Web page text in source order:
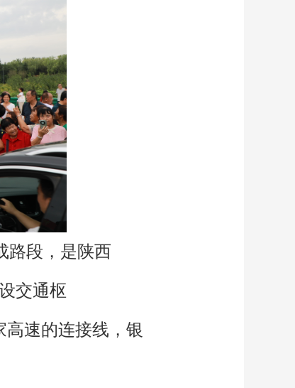
路段，是陕西
交通枢
高速的连接线，银